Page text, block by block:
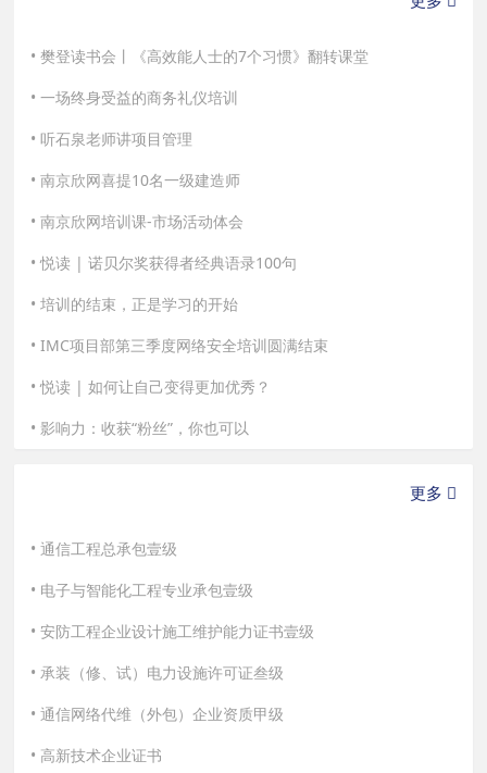
樊登读书会丨《高效能人士的7个习惯》翻转课堂
一场终身受益的商务礼仪培训
听石泉老师讲项目管理
南京欣网喜提10名一级建造师
南京欣网培训课-市场活动体会
悦读 | 诺贝尔奖获得者经典语录100句
培训的结束，正是学习的开始
IMC项目部第三季度网络安全培训圆满结束
悦读 | 如何让自己变得更加优秀？
影响力：收获“粉丝”，你也可以
更多
通信工程总承包壹级
电子与智能化工程专业承包壹级
安防工程企业设计施工维护能力证书壹级
承装（修、试）电力设施许可证叁级
通信网络代维（外包）企业资质甲级
高新技术企业证书